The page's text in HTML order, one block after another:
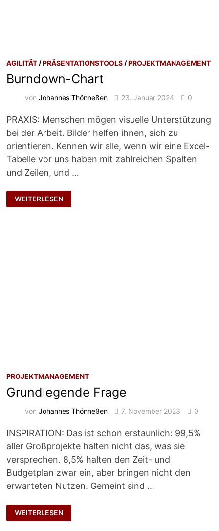
AGILITÄT /PRÄSENTATIONSTOOLS /PROJEKTMANAGEMENT
Burndown-Chart
vonJohannes Thönneßen 23. Januar 2024 0
PRAXIS: Menschen mögen visuelle Unterstützung
bei der Arbeit. Bilder helfen ihnen, sich zu
orientieren. Kennen wir alle, wenn wir eine Excel-
Tabelle vor uns haben mit zahlreichen Spalten
und Zeilen, und …
BURNDOWN-
CHART
WEITERLESEN
PROJEKTMANAGEMENT
Grundlegende Frage
vonJohannes Thönneßen 7. November 2023 0
INSPIRATION: Das ist schon erstaunlich: 99,5%
aller Großprojekte halten nicht das, was sie
versprechen. 8,5% halten den Zeit- und
Budgetplan zwar ein, aber bringen nicht den
erwarteten Nutzen. Gemeint sind …
GRUNDLEGENDE
FRAGE
WEITERLESEN